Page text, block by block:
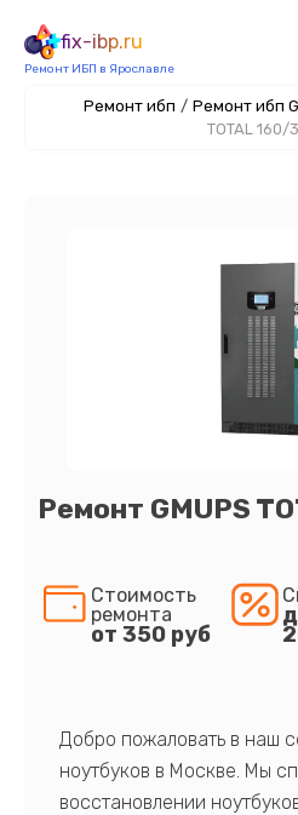
fix-ibp.ru
Ремонт ИБП в Ярославле
Ремонт ибп / Ремонт ибп
TOTAL 160/
Ремонт GMUPS
Стоимость
ремонта
от 350 руб
Добро пожаловать в наш
ноутбуков в Москве. Мы
восстановлении